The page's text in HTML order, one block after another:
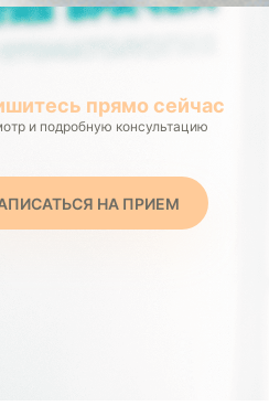
прямо сейчас
и подробную консультацию
НА ПРИЕМ